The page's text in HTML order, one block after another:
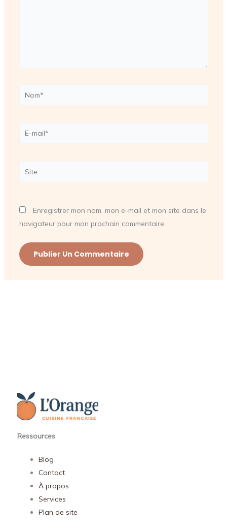
Nom*
E-
Site
Enregistrer mon nom, mon e-mail et mon site dans le
navigateur pour mon prochain commentaire.
Ressources
Blog
Contact
À propos
Services
Plan de site